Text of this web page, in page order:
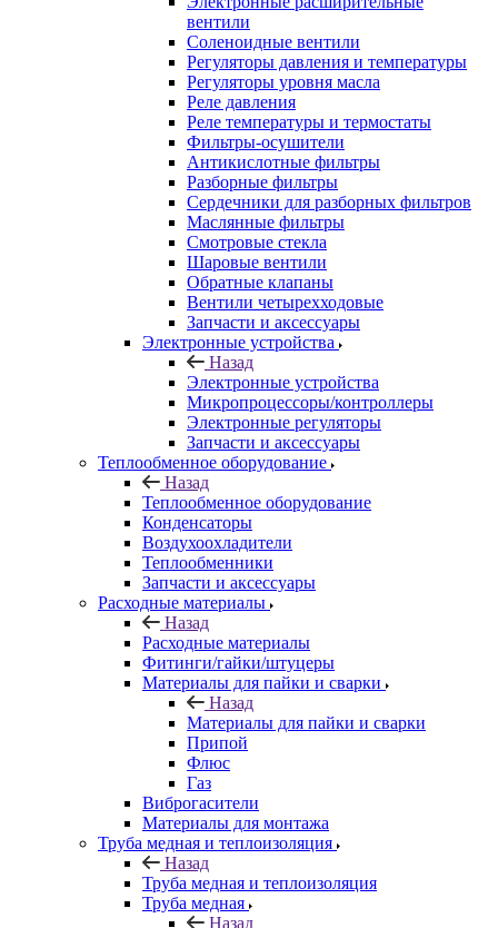
вентили
Соленоидные вентили
Регуляторы давления и температуры
Регуляторы уровня масла
Реле давления
Реле температуры и термостаты
Фильтры-осушители
Антикислотные фильтры
Разборные фильтры
Сердечники для разборных фильтров
Маслянные фильтры
Смотровые стекла
Шаровые вентили
Обратные клапаны
Вентили четырехходовые
Запчасти и аксессуары
Электронные устройства
Назад
Электронные устройства
Микропроцессоры/контроллеры
Электронные регуляторы
Запчасти и аксессуары
Теплообменное оборудование
Назад
Теплообменное оборудование
Конденсаторы
Воздухоохладители
Теплообменники
Запчасти и аксессуары
Расходные материалы
Назад
Расходные материалы
Фитинги/гайки/штуцеры
Материалы для пайки и сварки
Назад
Материалы для пайки и сварки
Припой
Флюс
Газ
Виброгасители
Материалы для монтажа
Труба медная и теплоизоляция
Назад
Труба медная и теплоизоляция
Труба медная
Назад